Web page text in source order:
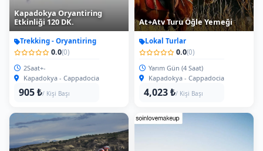
Kapadokya Oryantiring
Etkinliği 120 DK.
Trekking - Oryantiring
0.0(0)
2Saat+-
Kapadokya - Cappadocia
905 ₺/ Kişi Başı
At+Atv Turu Öğle Yemeği
Lokal Turlar
0.0(0)
Yarım Gün (4 Saat)
Kapadokya - Cappadocia
4,023 ₺/ Kişi Başı